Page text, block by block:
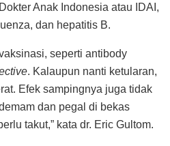
Anak Indonesia atau IDAI,
dan hepatitis B.
seperti antibody
. Kalaupun nanti ketularan,
Efek sampingnya juga tidak
dan pegal di bekas
takut,” kata dr. Eric Gultom.